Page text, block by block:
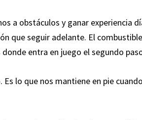
a obstáculos y ganar experiencia
que seguir adelante. El
entra en juego el segundo
lo que nos mantiene en pie